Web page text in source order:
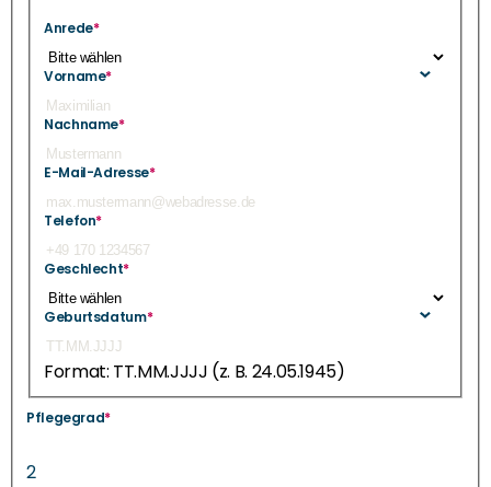
Anrede*
Vorname*
Nachname*
E-Mail-Adresse*
Telefon*
Geschlecht*
Geburtsdatum*
Format: TT.MM.JJJJ (z. B. 24.05.1945)
Pflegegrad*
2